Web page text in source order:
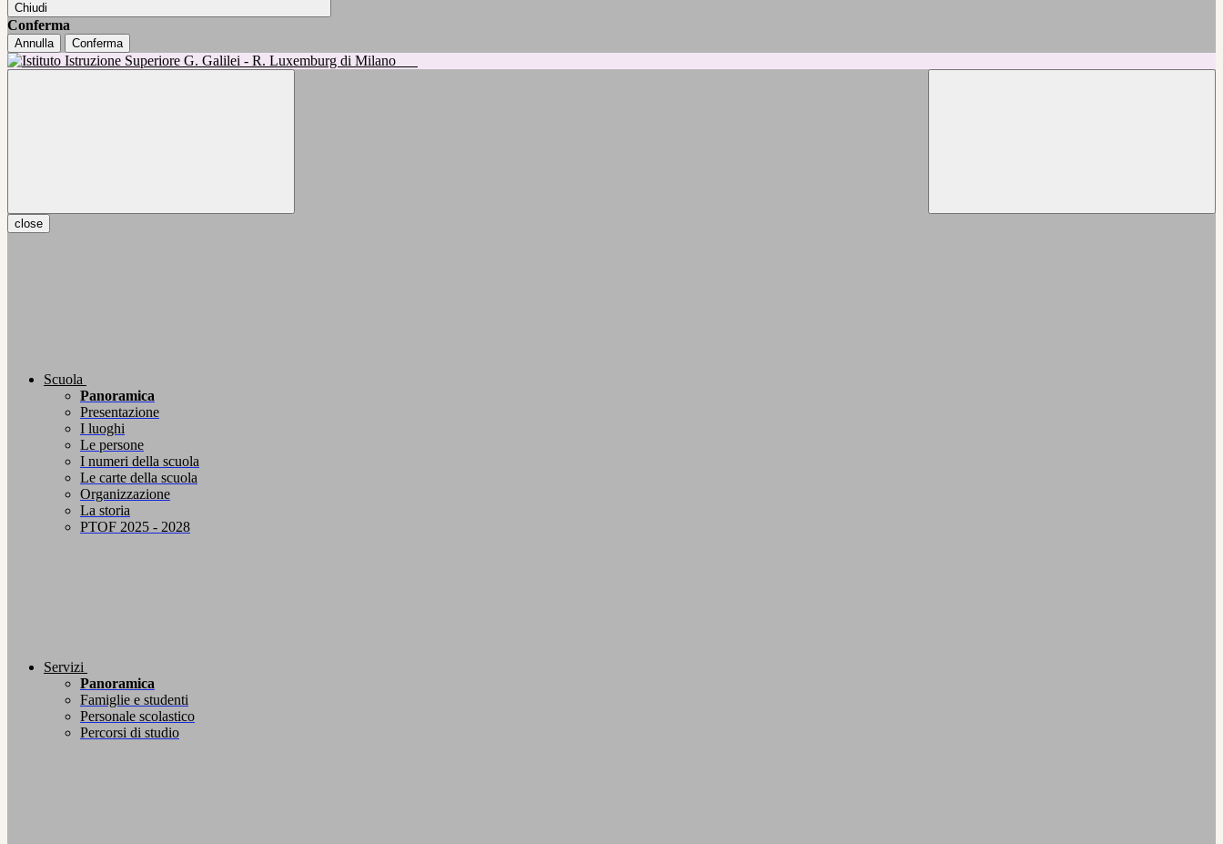
Chiudi
Conferma
Annulla Conferma
close
Scuola
Panoramica
Presentazione
I luoghi
Le persone
I numeri della scuola
Le carte della scuola
Organizzazione
La storia
PTOF 2025 - 2028
Servizi
Panoramica
Famiglie e studenti
Personale scolastico
Percorsi di studio